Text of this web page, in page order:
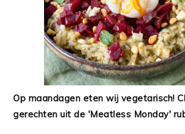
Op maandagen eten wij vegetarisch!
gerechten uit de 'Meatless Monday'